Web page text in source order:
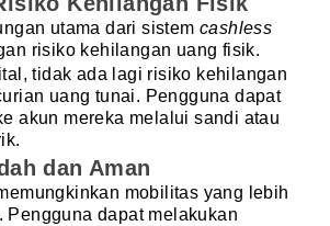
utama dari sistem cashless
risiko kehilangan uang fisik.
tidak ada lagi risiko kehilangan
uang tunai. Pengguna dapat
akun mereka melalui sandi atau
dan Aman
mobilitas yang lebih
Pengguna dapat melakukan